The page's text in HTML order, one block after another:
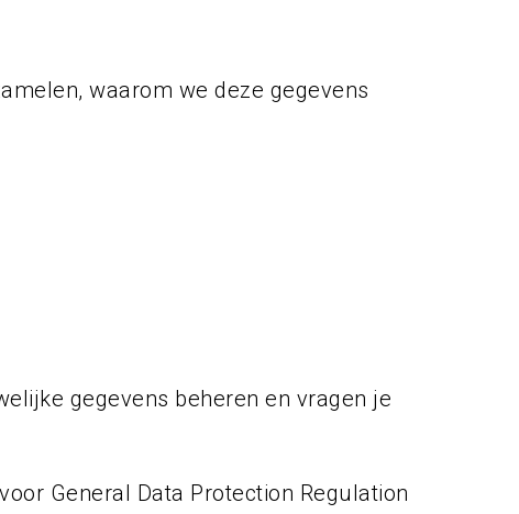
waarom we deze gegevens
gegevens beheren en vragen je
General Data Protection Regulation